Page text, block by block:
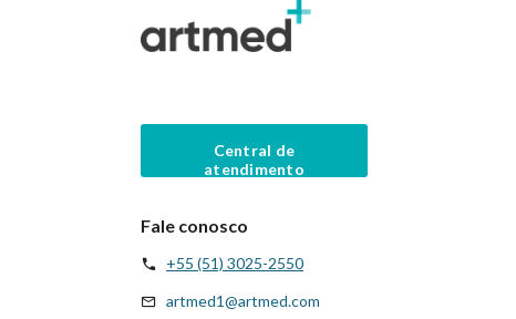
Central de
atendimento
Fale conosco
+55 (51) 3025-2550
artmed1@artmed.com